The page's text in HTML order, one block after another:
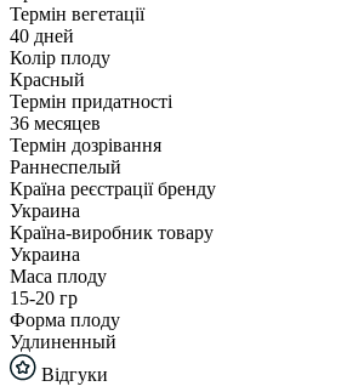
Термін вегетації
40 дней
Колір плоду
Красный
Термін придатності
36 месяцев
Термін дозрівання
Раннеспелый
Країна реєстрації бренду
Украина
Країна-виробник товару
Украина
Маса плоду
15-20 гр
Форма плоду
Удлиненный
Відгуки